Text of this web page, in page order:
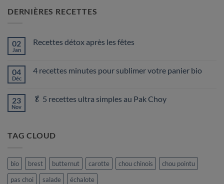
DERNIÈRES RECETTES
02
Jan
Recettes détox après les fêtes
Recettes
fêtes
04
Déc
4 recettes minutes pour sublimer votre panier bio
votre
panier
23
Nov
🥬 5 recettes ultra simples au Pak Choy
5
Pak
Choy
TAG CLOUD
bio brest butternut carotte chou chinois
chou pointu
pas choi
salade échalote